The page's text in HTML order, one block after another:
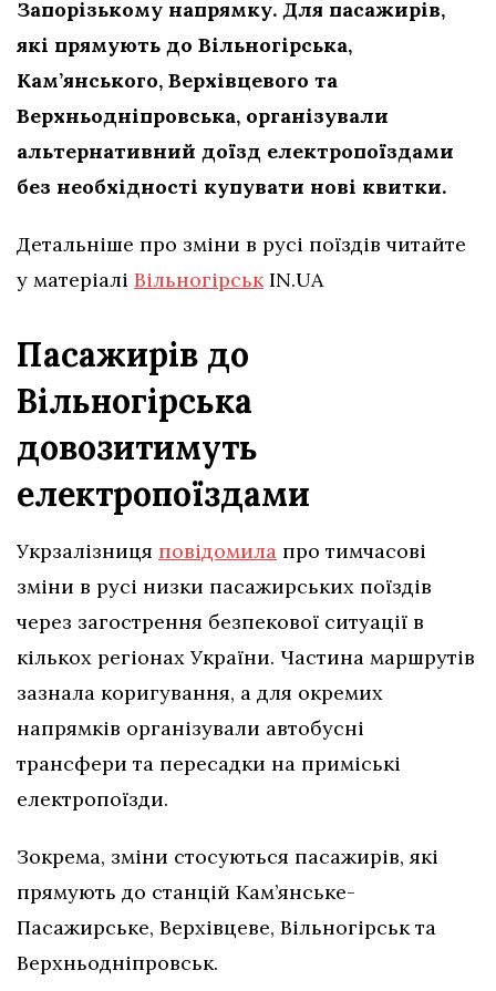
Запорізькому напрямку. Для пасажирів,
які прямують до Вільногірська,
Кам’янського, Верхівцевого та
Верхньодніпровська, організували
альтернативний доїзд електропоїздами
без необхідності купувати нові квитки.
Детальніше про зміни в русі поїздів читайте
у матеріалі ВільногірськIN.UA
Пасажирів до
Вільногірська
довозитимуть
електропоїздами
Укрзалізниця повідомила про тимчасові
зміни в русі низки пасажирських поїздів
через загострення безпекової ситуації в
кількох регіонах України. Частина маршрутів
зазнала коригування, а для окремих
напрямків організували автобусні
трансфери та пересадки на приміські
електропоїзди.
Зокрема, зміни стосуються пасажирів, які
прямують до станцій Кам’янське-
Пасажирське, Верхівцеве, Вільногірськ та
Верхньодніпровськ.